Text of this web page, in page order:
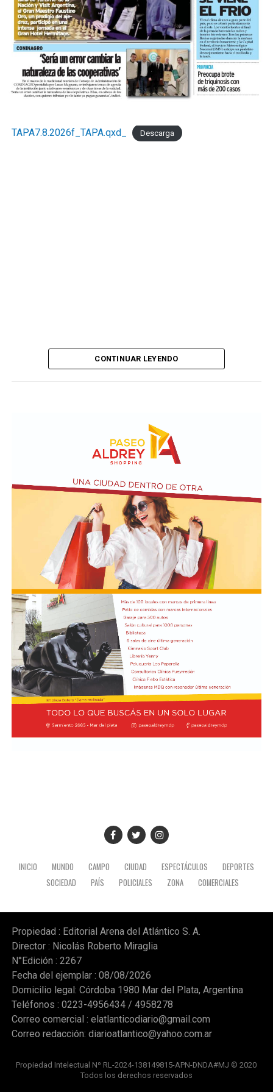
TAPA7.8.2026f_TAPA.qxd_ Descarga
CONTINUAR LEYENDO
INICIO MUNDO CAMPO CIUDAD ESPECTÁCULOS
DEPORTES
SOCIEDAD
PAÍS POLICIALES ZONA COMERCIALES
Propiedad : Editorial Arena del Atlántico S. A.
Director : Nicolás Roberto Miraglia
N°Edición : 2267
Fecha del ejemplar : 08/08/2026
Domicilio legal: Córdoba 1980 Mar del Plata, Argentina
Teléfonos : 0223-4956434 / 4958278
Correo comercial : elatlanticodiario@gmail.com
Correo redacción: diarioatlantico@yahoo.com.ar
Propiedad Intelectual Nº RL-2024-138149815-APN-DNDA#MJ © 2020
Todos los derechos reservados